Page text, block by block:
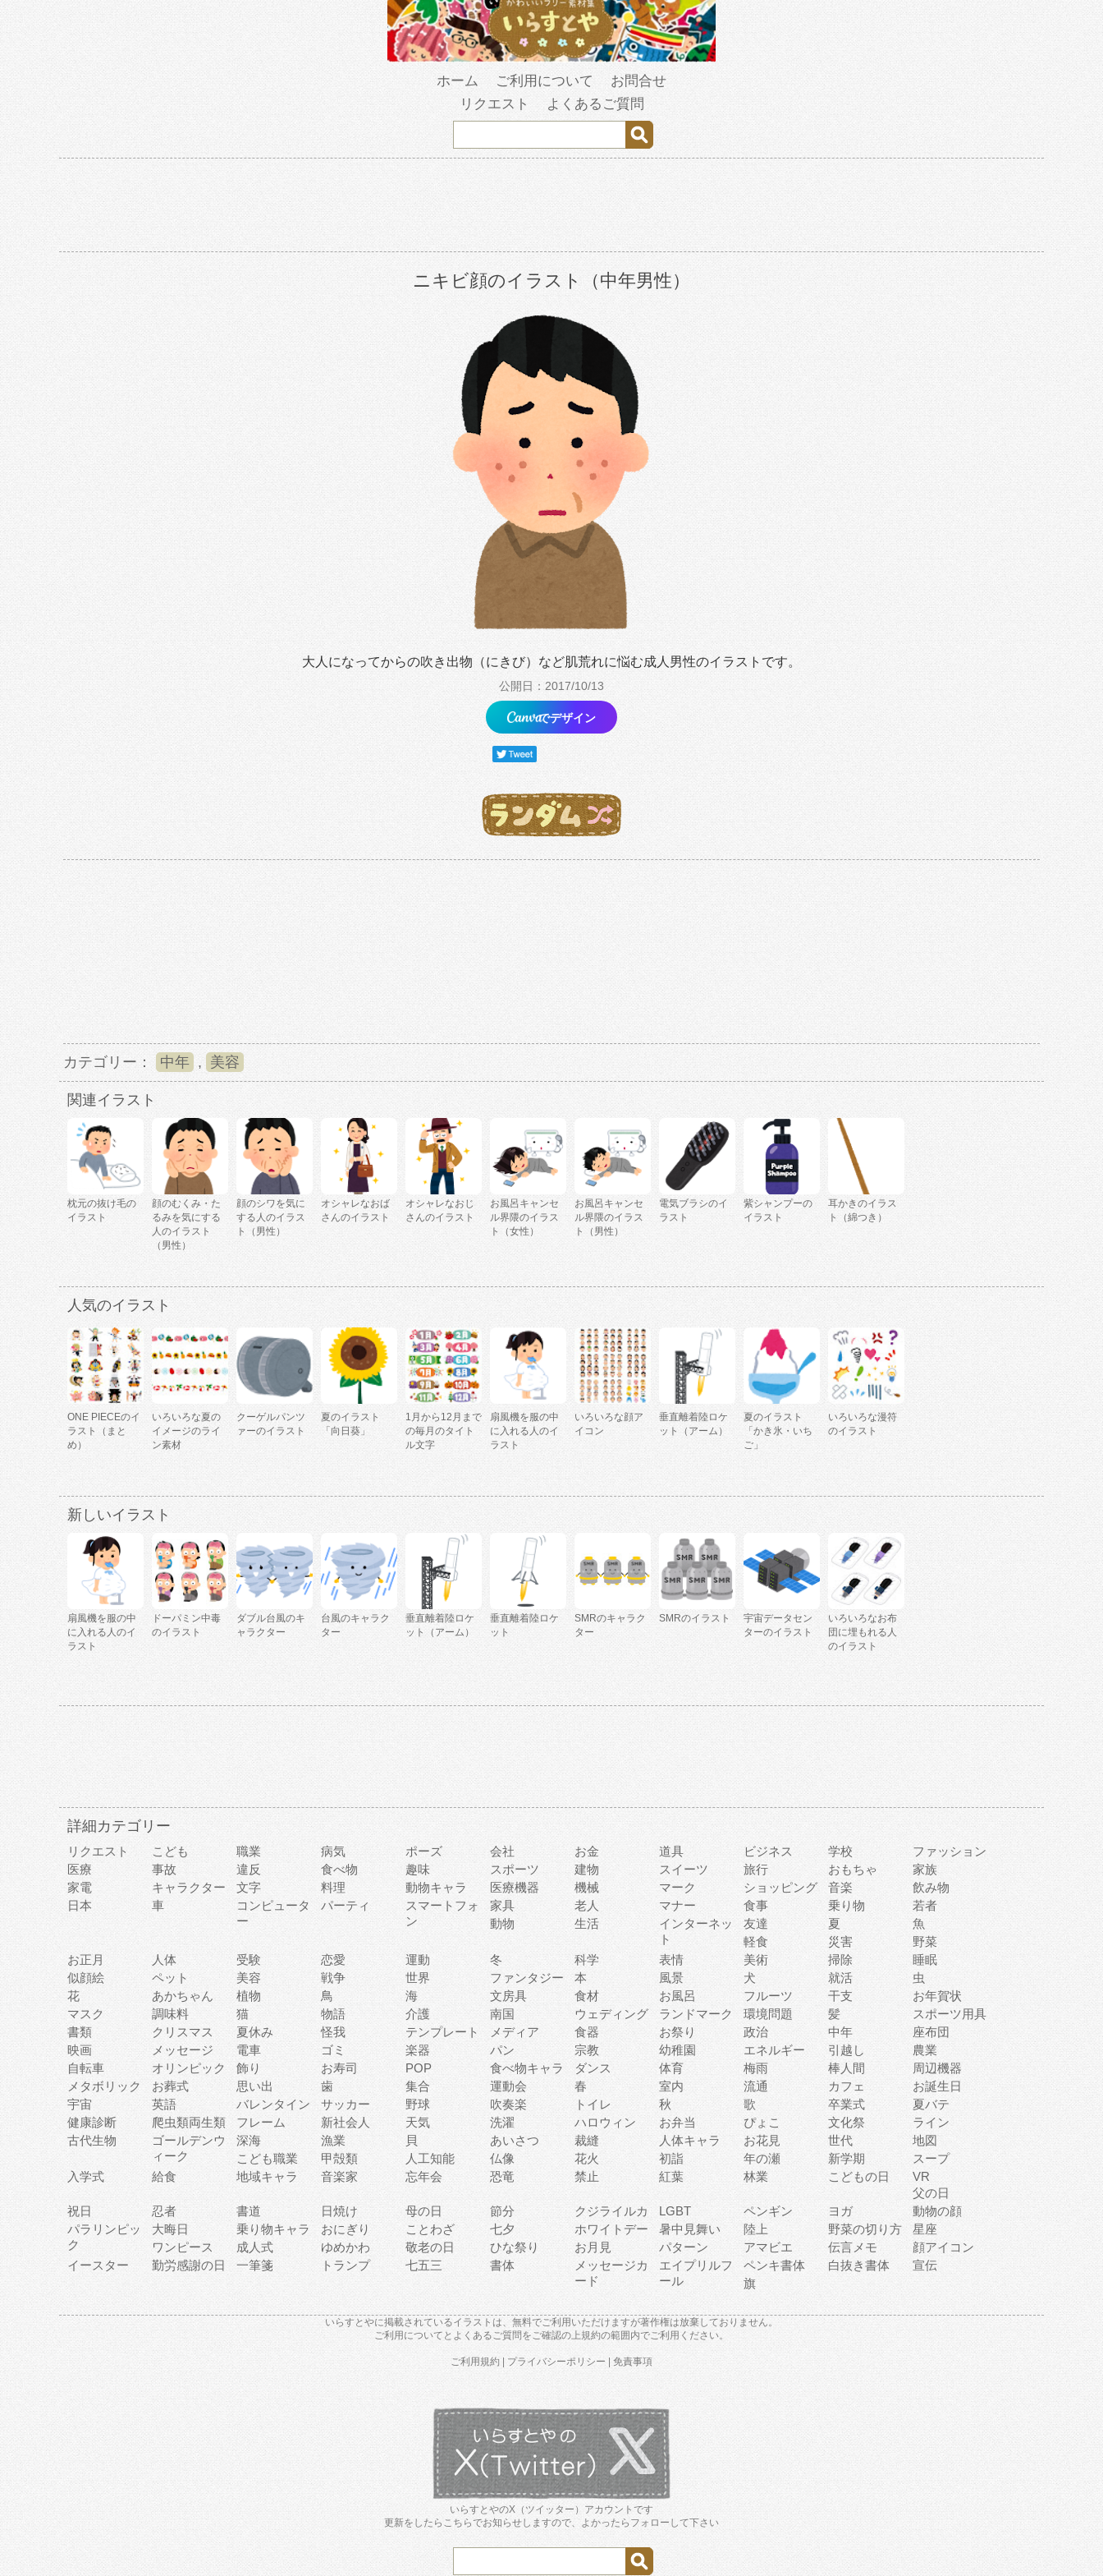
ホーム ご利用について
お問合せ
リクエスト
よくあるご質問
ニキビ顔のイラスト（中年男性）
大人になってからの吹き出物（にきび）など肌荒れに悩む成人男性のイラストです。
公開日：2017/10/13
でデザイン
カテゴリー： 中年 , 美容
関連イラスト
枕元の抜け毛の
イラスト
顔のむくみ・た
るみを気にする
人のイラスト
（男性）
顔のシワを気に
する人のイラス
ト（男性）
オシャレなおば
さんのイラスト
オシャレなおじ
さんのイラスト
お風呂キャンセ
ル界隈のイラス
ト（女性）
お風呂キャンセ
ル界隈のイラス
ト（男性）
電気ブラシのイ
ラスト
紫シャンプーの
イラスト
耳かきのイラス
ト（綿つき）
人気のイラスト
ONE PIECEのイ
ラスト（まと
め）
いろいろな夏の
イメージのライ
ン素材
クーゲルパンツ
ァーのイラスト
夏のイラスト
「向日葵」
1月から12月まで
の毎月のタイト
ル文字
扇風機を服の中
に入れる人のイ
ラスト
いろいろな顔ア
イコン
垂直離着陸ロケ
ット（アーム）
夏のイラスト
「かき氷・いち
ご」
いろいろな漫符
のイラスト
新しいイラスト
扇風機を服の中
に入れる人のイ
ラスト
ドーパミン中毒
のイラスト
ダブル台風のキ
ャラクター
台風のキャラク
ター
垂直離着陸ロケ
ット（アーム）
垂直離着陸ロケ
ット
SMRのキャラク
ター
SMRのイラスト
宇宙データセン
ターのイラスト
いろいろなお布
団に埋もれる人
のイラスト
詳細カテゴリー
リクエスト こども 職業 病気 ポーズ 会社 お金 道具 ビジネス 学校
ファッション
医療
事故 違反 食べ物 趣味 スポーツ 建物 スイーツ 旅行 おもちゃ
家族
家電
キャラクター 文字 料理 動物キャラ 医療機器 機械 マーク ショッピング 音楽
飲み物
日本
車
コンピュータ
ー
パーティ
スマートフォ
ン
家具 老人 マナー 食事 乗り物
若者
動物
生活
インターネッ
ト
友達 夏
魚
軽食
災害
野菜
お正月
人体 受験 恋愛 運動 冬 科学 表情 美術 掃除
睡眠
似顔絵
ペット 美容 戦争 世界 ファンタジー 本 風景 犬 就活
虫
花
あかちゃん 植物 鳥 海 文房具 食材 お風呂 フルーツ 干支
お年賀状
マスク
調味料 猫 物語 介護 南国 ウェディング ランドマーク 環境問題 髪
スポーツ用具
書類
クリスマス 夏休み 怪我 テンプレート メディア 食器 お祭り 政治 中年
座布団
映画
メッセージ 電車 ゴミ 楽器 パン 宗教 幼稚園 エネルギー 引越し
農業
自転車
オリンピック 飾り お寿司 POP 食べ物キャラ ダンス 体育 梅雨 棒人間
周辺機器
メタボリック
お葬式 思い出 歯 集合 運動会 春 室内 流通 カフェ
お誕生日
宇宙
英語 バレンタイン サッカー 野球 吹奏楽 トイレ 秋 歌 卒業式
夏バテ
健康診断
爬虫類両生類 フレーム 新社会人 天気 洗濯 ハロウィン お弁当 ぴょこ 文化祭
ライン
古代生物
ゴールデンウ
ィーク
深海 漁業 貝 あいさつ 裁縫 人体キャラ お花見 世代
地図
こども職業
甲殻類 人工知能 仏像 花火 初詣 年の瀬 新学期
スープ
入学式
給食 地域キャラ 音楽家 忘年会 恐竜 禁止 紅葉 林業 こどもの日
VR
父の日
祝日
忍者 書道 日焼け 母の日 節分 クジライルカ LGBT ペンギン ヨガ
動物の顔
パラリンピッ
ク
大晦日 乗り物キャラ おにぎり ことわざ 七夕 ホワイトデー 暑中見舞い 陸上 野菜の切り方
星座
ワンピース
成人式 ゆめかわ 敬老の日 ひな祭り お月見 パターン アマビエ 伝言メモ
顔アイコン
イースター
勤労感謝の日 一筆箋 トランプ 七五三 書体
メッセージカ
ード
エイプリルフ
ール
ペンキ書体 白抜き書体
宣伝
旗
いらすとやに掲載されているイラストは、無料でご利用いただけますが著作権は放棄しておりません。
ご利用について と よくあるご質問をご確認の上規約の範囲内でご利用ください。
ご利用規約 プライバシーポリシー 免責事項
いらすとやのX（ツイッター）アカウントです
更新をしたらこちらでお知らせしますので、よかったらフォローして下さい